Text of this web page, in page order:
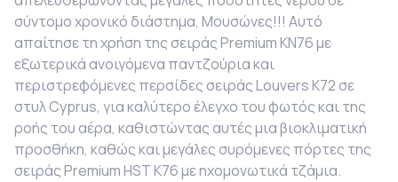
σύντομο χρονικό διάστημα, Μουσώνες!!! Αυτό
απαίτησε τη χρήση της σειράςPremium KN76 με
εξωτερικά ανοιγόμενα παντζούρια και
περιστρεφόμενες περσίδες σειράςLouvers K72 σε
στυλCyprus, για καλύτερο έλεγχο του φωτός και της
ροής του αέρα, καθιστώντας αυτές μια βιοκλιματική
προσθήκη, καθώς και μεγάλες συρόμενες πόρτες της
σειράςPremium HST K76 με ηχομονωτικά τζάμια.